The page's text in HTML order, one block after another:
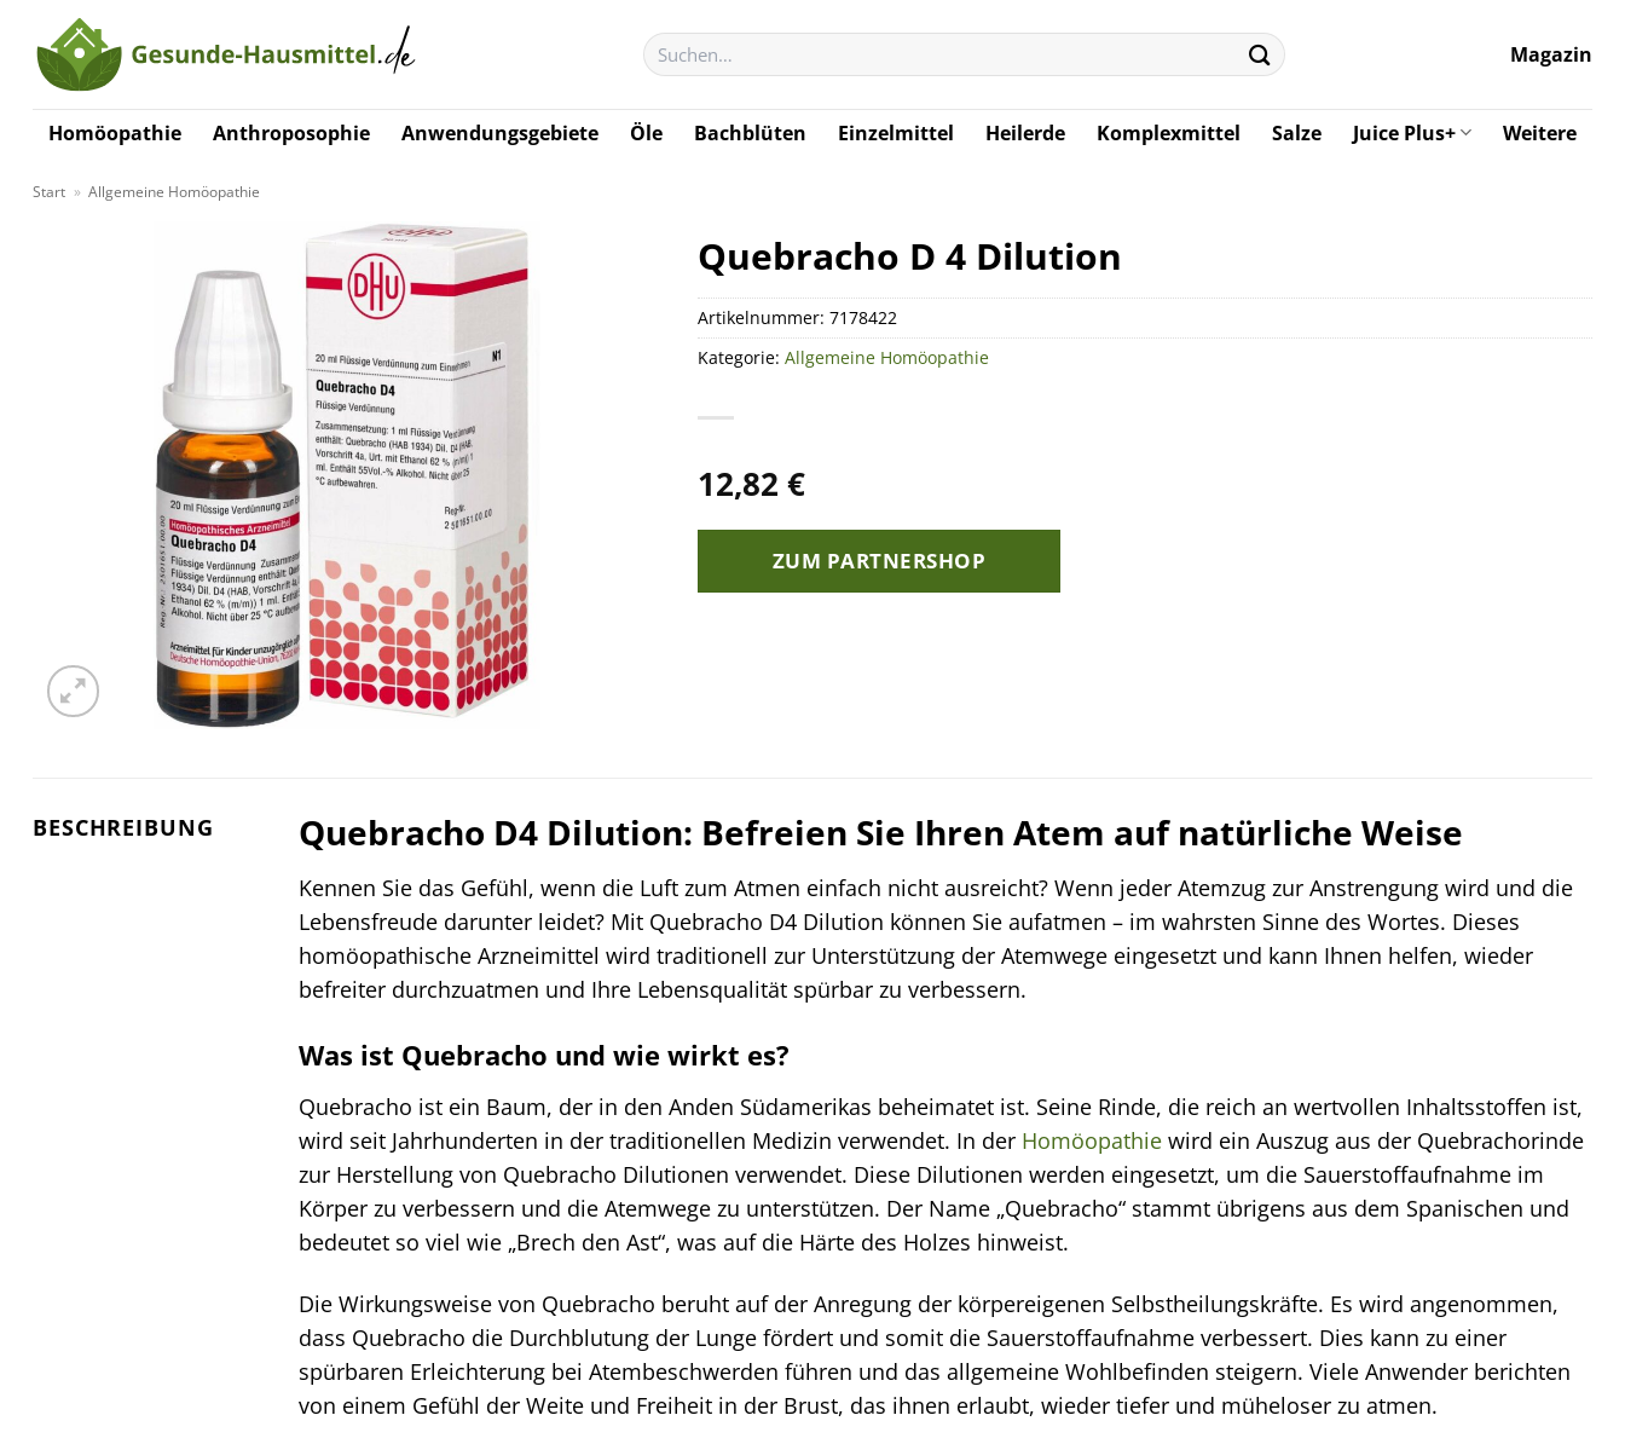
Inhalt
springen
Suchen
nach:
Magazin
Homöopathie Anthroposophie Anwendungsgebiete Öle Bachblüten Einzelmittel Heilerde Komplexmittel Salze Juice Plus+ Weitere
Start » Allgemeine Homöopathie
Quebracho D 4 Dilution
12,82 €
ZUM PARTNERSHOP
Artikelnummer: 7178422
Kategorie: Allgemeine Homöopathie
BESCHREIBUNG Quebracho D4 Dilution: Befreien Sie Ihren Atem auf natürliche Weise
Kennen Sie das Gefühl, wenn die Luft zum Atmen einfach nicht ausreicht? Wenn jeder Atemzug zur Anstrengung wird und die
Lebensfreude darunter leidet? Mit Quebracho D4 Dilution können Sie aufatmen – im wahrsten Sinne des Wortes. Dieses
homöopathische Arzneimittel wird traditionell zur Unterstützung der Atemwege eingesetzt und kann Ihnen helfen, wieder
befreiter durchzuatmen und Ihre Lebensqualität spürbar zu verbessern.
Was ist Quebracho und wie wirkt es?
Quebracho ist ein Baum, der in den Anden Südamerikas beheimatet ist. Seine Rinde, die reich an wertvollen Inhaltsstoffen ist,
wird seit Jahrhunderten in der traditionellen Medizin verwendet. In der Homöopathie wird ein Auszug aus der Quebrachorinde
zur Herstellung von Quebracho Dilutionen verwendet. Diese Dilutionen werden eingesetzt, um die Sauerstoffaufnahme im
Körper zu verbessern und die Atemwege zu unterstützen. Der Name „Quebracho“ stammt übrigens aus dem Spanischen und
bedeutet so viel wie „Brech den Ast“, was auf die Härte des Holzes hinweist.
Die Wirkungsweise von Quebracho beruht auf der Anregung der körpereigenen Selbstheilungskräfte. Es wird angenommen,
dass Quebracho die Durchblutung der Lunge fördert und somit die Sauerstoffaufnahme verbessert. Dies kann zu einer
spürbaren Erleichterung bei Atembeschwerden führen und das allgemeine Wohlbefinden steigern. Viele Anwender berichten
von einem Gefühl der Weite und Freiheit in der Brust, das ihnen erlaubt, wieder tiefer und müheloser zu atmen.